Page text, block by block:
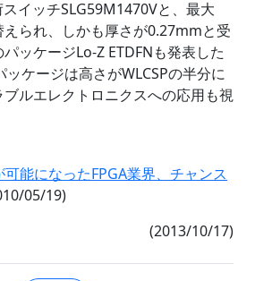
イッチSLG59M1470Vと、最大
られ、しかも厚さが0.27mmと受
ッケージLo-Z ETDFNも発表した
ケージは高さがWLCSPの半分に
ルエレクトロニクスへの応用も視
能になったFPGA業界、チャンス
05/19)
(2013/10/17)